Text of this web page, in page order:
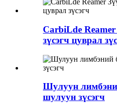
CarbiLde
зүсэгч цуврал
Шулуун
шулуун зүсэгч